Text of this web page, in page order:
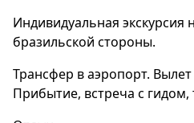
Индивидуальная экскурсия
бразильской стороны.
Трансфер в аэропорт.
Прибытие, встреча с гидом,